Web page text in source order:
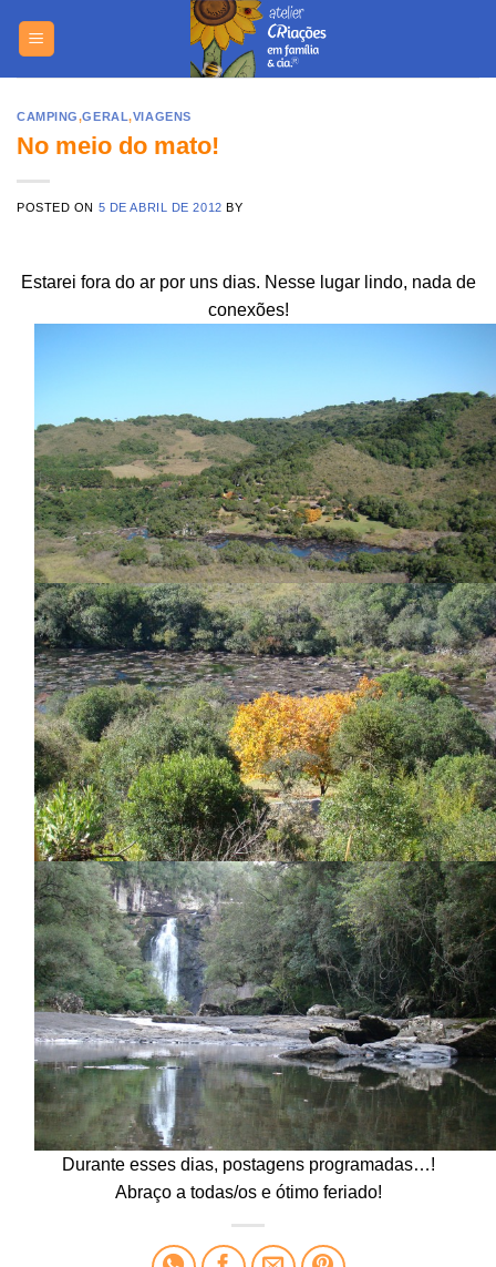
CAMPING,GERAL,VIAGENS
No meio do mato!
POSTED ON 5 DE ABRIL DE 2012 BY
Estarei fora do ar por uns dias. Nesse lugar lindo, nada de
conexões!
Durante esses dias, postagens programadas…!
Abraço a todas/os e ótimo feriado!